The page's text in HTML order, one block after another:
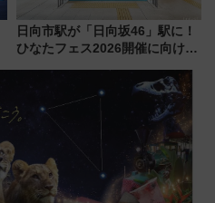
日向市駅が「日向坂46」駅に！
ひなたフェス2026開催に向けJR
全力応援 夜行列車「ドリーム
おひさま号」も走る